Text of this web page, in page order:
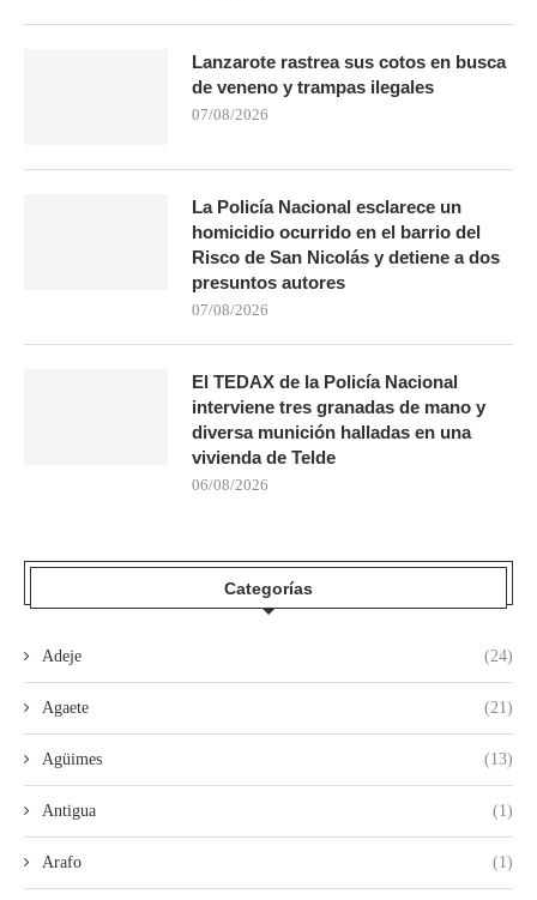
Lanzarote rastrea sus cotos en busca
de veneno y trampas ilegales
07/08/2026
La Policía Nacional esclarece un
homicidio ocurrido en el barrio del
Risco de San Nicolás y detiene a dos
presuntos autores
07/08/2026
El TEDAX de la Policía Nacional
interviene tres granadas de mano y
diversa munición halladas en una
vivienda de Telde
06/08/2026
Categorías
Adeje (24)
Agaete (21)
Agüimes (13)
Antigua (1)
Arafo (1)